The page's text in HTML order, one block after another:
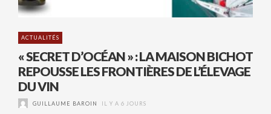
ACTUALITÉS
« SECRET D’OCÉAN » : LA MAISON BICHOT
REPOUSSE LES FRONTIÈRES DE L’ÉLEVAGE
DU VIN
GUILLAUME BAROIN IL Y A 6 JOURS